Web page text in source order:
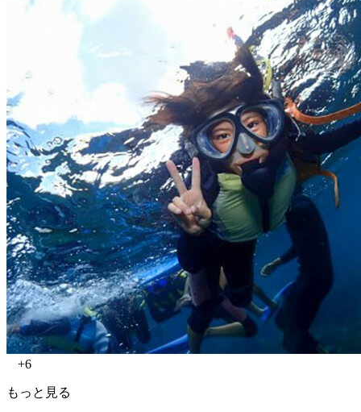
+6
もっと見る